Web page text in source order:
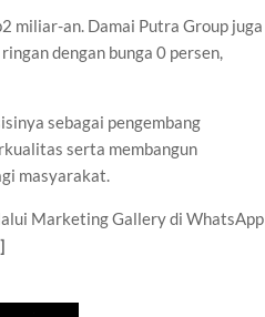
miliar-an. Damai Putra Group juga
dengan bunga 0 persen,
sebagai pengembang
serta membangun
masyarakat.
Marketing Gallery di WhatsApp